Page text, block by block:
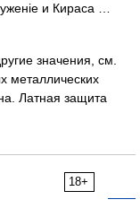
и Кираса …
значения, см.
металлических
Латная защита
18+